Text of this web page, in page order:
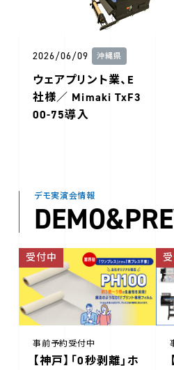
2026/06/09 沖縄県
ウェアプリント業、E
社様／ Mimaki TxF3
00-75導入
デモ実演会情報
受付中
事前予約受付中
【神戸】「0秒剥離」ホ